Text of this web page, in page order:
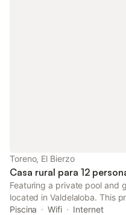
Toreno, El Bierzo
Casa rural para 12
Featuring a private pool and
located in Valdelaloba. This
free private parking and free
Piscina Wifi
Internet